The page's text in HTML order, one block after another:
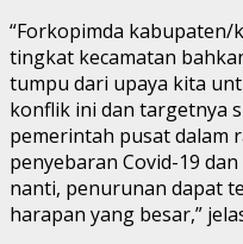
“Forkopimda
tingkat kecamatan
tumpu dari upaya kita
konflik ini dan targetnya
pemerintah pusat dalam
penyebaran Covid-19
nanti, penurunan dapat
harapan yang besar,”